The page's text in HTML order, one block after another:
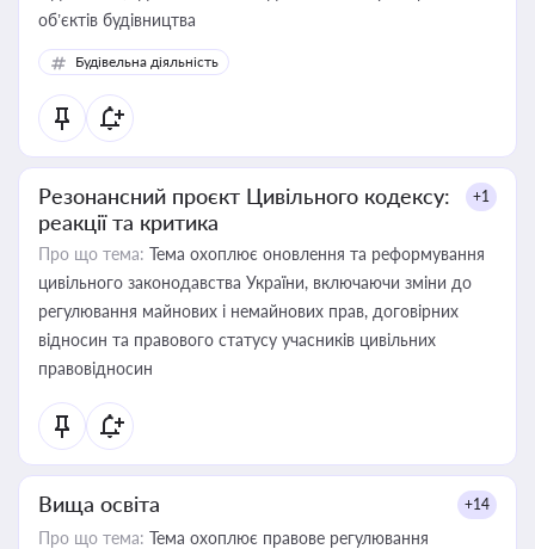
об’єктів будівництва
Будівельна діяльність
Резонансний проєкт Цивільного кодексу:
реакції та критика
+1
Про що тема: Тема охоплює оновлення та реформування
цивільного законодавства України, включаючи зміни до
регулювання майнових і немайнових прав, договірних
відносин та правового статусу учасників цивільних
правовідносин
Вища освіта +14
Про що тема: Тема охоплює правове регулювання